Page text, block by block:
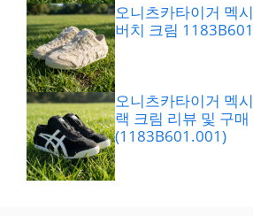
오니츠카타이거 멕
버치 크림
오니츠카타이거 멕
랙 크림 리뷰 및 구매
(1183B601.001)